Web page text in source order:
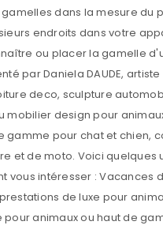
dans la mesure du
endroits dans votre
ou placer la gamelle
par Daniela DAUDE,
deco, sculpture
mobilier design pour
gamme pour chat et chien,
et de moto. Voici quelques
vous intéresser : Vacances
de luxe pour
pour animaux ou haut de